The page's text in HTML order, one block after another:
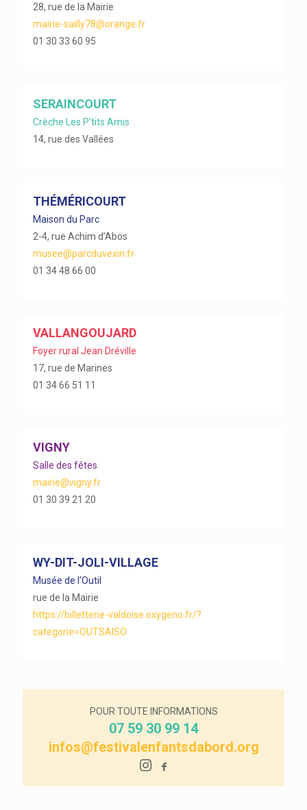
28, rue de la Mairie
mairie-sailly78@orange.fr
01 30 33 60 95
SERAINCOURT
Crèche Les P’tits Amis
14, rue des Vallées
THÉMÉRICOURT
Maison du Parc
2-4, rue Achim d’Abos
musee@parcduvexin.fr
01 34 48 66 00
VALLANGOUJARD
Foyer rural Jean Dréville
17, rue de Marines
01 34 66 51 11
VIGNY
Salle des fêtes
mairie@vigny.fr
01 30 39 21 20
WY-DIT-JOLI-VILLAGE
Musée de l’Outil
rue de la Mairie
https://billetterie-valdoise.oxygeno.fr/?
categorie=OUTSAISO
POUR TOUTE INFORMATIONS
07 59 30 99 14
infos@festivalenfantsdabord.org